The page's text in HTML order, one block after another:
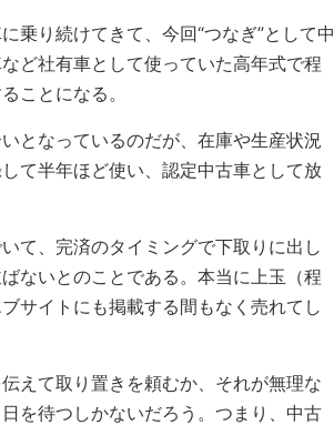
乗り続けてきて、今回“つなぎ”として中
ど社有車として使っていた高年式で程
ことになる。
となっているのだが、在庫や生産状況
て半年ほど使い、認定中古車として放
て、完済のタイミングで下取りに出し
ないとのことである。本当に上玉（程
サイトにも掲載する間もなく売れてし
えて取り置きを頼むか、それが無理な
を待つしかないだろう。つまり、中古